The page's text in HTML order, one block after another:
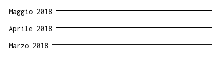
Maggio 2018
Aprile 2018
Marzo 2018